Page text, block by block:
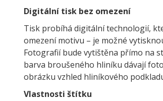
Digitální tisk bez omezení
Tisk probíhá digitální technologií,
omezení motivu – je možné
Fotografií bude vytištěna přímo na
barva broušeného hliníku dávají
obrázku vzhled hliníkového
Vlastnosti štítku